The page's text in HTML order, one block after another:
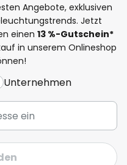
Angebote, exklusiven
Jetzt
einen 13 %-Gutschein*
in unserem Onlineshop
Unternehmen